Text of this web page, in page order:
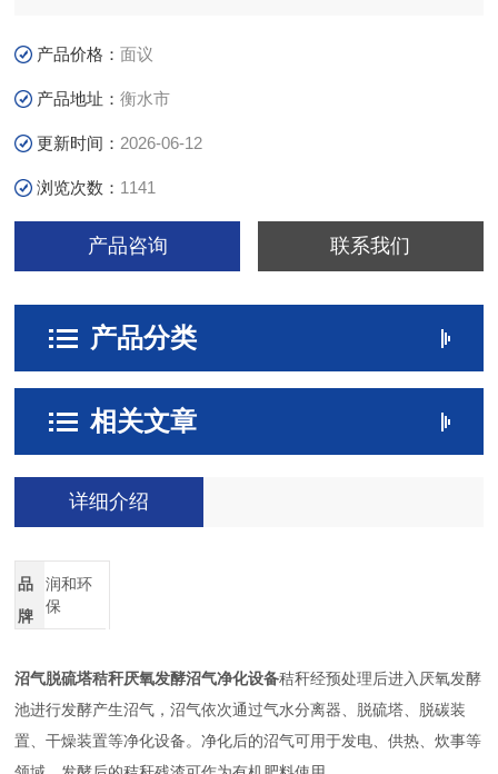
产品价格：面议
产品地址：衡水市
更新时间： 2026-06-12
浏览次数： 1141
产品咨询 联系我们
产品分类
相关文章
详细介绍
品
牌
润和环
保
沼气脱硫塔秸秆厌氧发酵沼气净化设备秸秆经预处理后进入厌氧发酵
池进行发酵产生沼气，沼气依次通过气水分离器、脱硫塔、脱碳装
置、干燥装置等净化设备。净化后的沼气可用于发电、供热、炊事等